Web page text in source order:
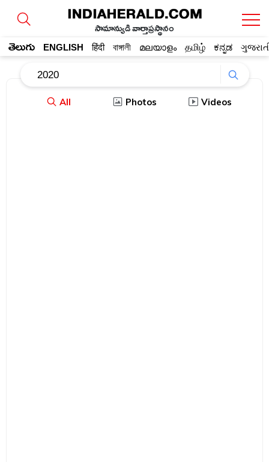
సామాన్యుడి వార్తాప్రస్థానం
తెలుగు ENGLISH हिंदी বাঙ্গালী മലയാളം தமிழ் ಕನ್ನಡ
All Photos Videos